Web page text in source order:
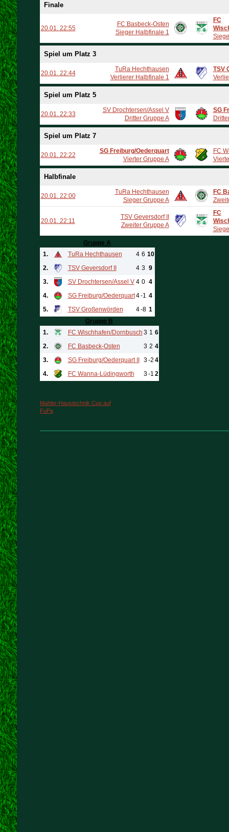
Finale
20.01. 22:55
FC Basbeck-Osten
Sieger Halbfinale 1
FC
Spiel um Platz 3
20.01. 22:44
TuRa Hechthausen
Verlierer Halbfinale 1
TSV
Spiel um Platz 5
20.01. 22:33
SV Drochtersen/Assel V
Dritter Gruppe A
SG
Spiel um Platz 7
20.01. 22:22
SG Freiburg/Oederquart
Vierter Gruppe A
FC
Halbfinale
20.01. 22:00
TuRa Hechthausen
Sieger Gruppe A
FC
20.01. 22:11
TSV Geversdorf II
Zweiter Gruppe A
FC
Gruppe A
1.
TuRa Hechthausen 4 6 10
2.
TSV Geversdorf II 4 3 9
3.
SV Drochtersen/Assel V 4 0 4
4.
SG Freiburg/Oederquart4-1 4
5.
TSV Großenwörden 4-8 1
Gruppe B
1.
FC Wischhafen/Dornbusch 3 1 6
2.
FC Basbeck-Osten 3 2 4
3.
SG Freiburg/Oederquart II 3-2 4
4.
FC Wanna-Lüdingworth 3-1 2
Mahler-Haustechnik Cup auf
FuPa